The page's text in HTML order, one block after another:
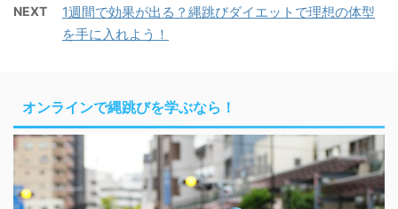
NEXT
1週間で効果が出る？縄跳びダイエットで理想の体型
を手に入れよう！
オンラインで縄跳びを学ぶなら！